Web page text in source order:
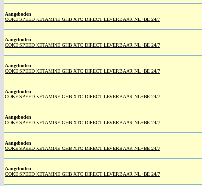
Aangeboden
COKE SPEED KETAMINE GHB XTC DIRECT LEVERBAAR NL+BE 24/7
Aangeboden
COKE SPEED KETAMINE GHB XTC DIRECT LEVERBAAR NL+BE 24/7
Aangeboden
COKE SPEED KETAMINE GHB XTC DIRECT LEVERBAAR NL+BE 24/7
Aangeboden
COKE SPEED KETAMINE GHB XTC DIRECT LEVERBAAR NL+BE 24/7
Aangeboden
COKE SPEED KETAMINE GHB XTC DIRECT LEVERBAAR NL+BE 24/7
Aangeboden
COKE SPEED KETAMINE GHB XTC DIRECT LEVERBAAR NL+BE 24/7
Aangeboden
COKE SPEED KETAMINE GHB XTC DIRECT LEVERBAAR NL+BE 24/7